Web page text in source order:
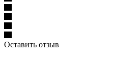
Оставить отзыв